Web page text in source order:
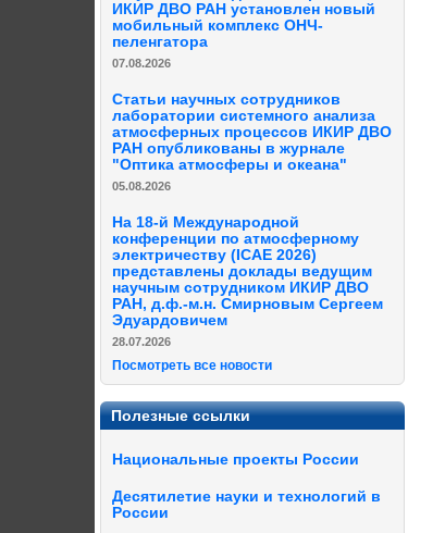
ИКИР ДВО РАН установлен новый
мобильный комплекс ОНЧ-
пеленгатора
07.08.2026
Статьи научных сотрудников
лаборатории системного анализа
атмосферных процессов ИКИР ДВО
РАН опубликованы в журнале
"Оптика атмосферы и океана"
05.08.2026
На 18-й Международной
конференции по атмосферному
электричеству (ICAE 2026)
представлены доклады ведущим
научным сотрудником ИКИР ДВО
РАН, д.ф.-м.н. Смирновым Сергеем
Эдуардовичем
28.07.2026
Посмотреть все новости
Полезные ссылки
Национальные проекты России
Десятилетие науки и технологий в
России